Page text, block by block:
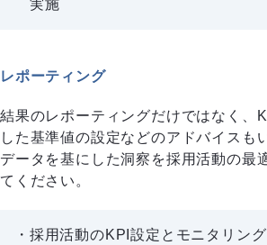
実施
レポーティング
結果のレポーティングだけではなく、
した基準値の設定などのアドバイスも
データを基にした洞察を採用活動の最
てください。
採用活動のKPI設定とモニタリング